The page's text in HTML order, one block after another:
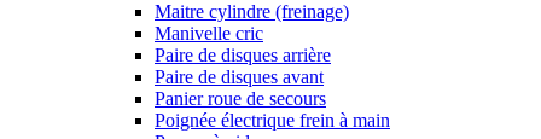
Maitre cylindre (freinage)
Manivelle cric
Paire de disques arrière
Paire de disques avant
Panier roue de secours
Poignée électrique frein à main